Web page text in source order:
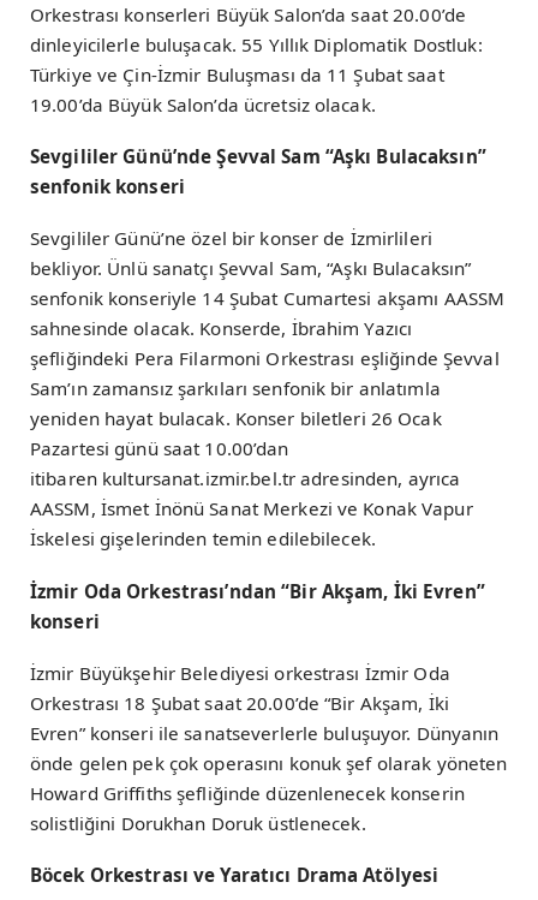
Orkestrası konserleri Büyük Salon’da saat 20.00’de
dinleyicilerle buluşacak. 55 Yıllık Diplomatik Dostluk:
Türkiye ve Çin-İzmir Buluşması da 11 Şubat saat
19.00’da Büyük Salon’da ücretsiz olacak.
Sevgililer Günü’nde Şevval Sam “Aşkı Bulacaksın”
senfonik konseri
Sevgililer Günü’ne özel bir konser de İzmirlileri
bekliyor. Ünlü sanatçı Şevval Sam, “Aşkı Bulacaksın”
senfonik konseriyle 14 Şubat Cumartesi akşamı AASSM
sahnesinde olacak. Konserde, İbrahim Yazıcı
şefliğindeki Pera Filarmoni Orkestrası eşliğinde Şevval
Sam’ın zamansız şarkıları senfonik bir anlatımla
yeniden hayat bulacak. Konser biletleri 26 Ocak
Pazartesi günü saat 10.00’dan
itibaren kultursanat.izmir.bel.tr adresinden, ayrıca
AASSM, İsmet İnönü Sanat Merkezi ve Konak Vapur
İskelesi gişelerinden temin edilebilecek.
İzmir Oda Orkestrası’ndan “Bir Akşam, İki Evren”
konseri
İzmir Büyükşehir Belediyesi orkestrası İzmir Oda
Orkestrası 18 Şubat saat 20.00’de “Bir Akşam, İki
Evren” konseri ile sanatseverlerle buluşuyor. Dünyanın
önde gelen pek çok operasını konuk şef olarak yöneten
Howard Griffiths şefliğinde düzenlenecek konserin
solistliğini Dorukhan Doruk üstlenecek.
Böcek Orkestrası ve Yaratıcı Drama Atölyesi